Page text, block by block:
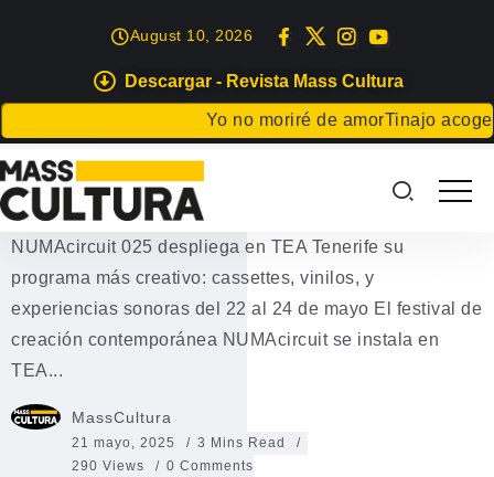
Descargar - Revista Mass Cultura
Yo no moriré de amorTinajo acoge
August 10, 2026
TENERIFE
NUMAcircuit 025 despliega en
TEA Tenerife
NUMAcircuit 025 despliega en TEA Tenerife su
programa más creativo: cassettes, vinilos, y
experiencias sonoras del 22 al 24 de mayo El festival de
creación contemporánea NUMAcircuit se instala en
TEA...
MassCultura
21 mayo, 2025
3 Mins Read
290 Views
0 Comments